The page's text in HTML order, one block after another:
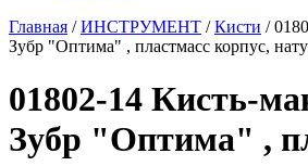
Главная /ИНСТРУМЕНТ /Кисти /
Зубр "Оптима" , пластмасс корпус,
01802-14 Кисть-
Зубр "Оптима" ,